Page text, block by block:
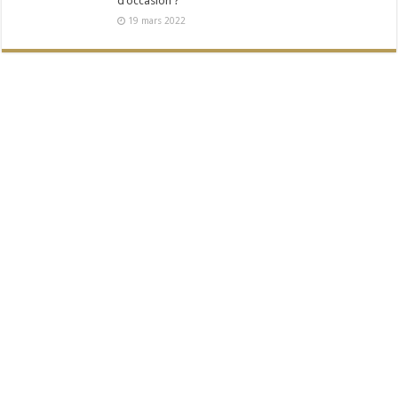
19 mars 2022